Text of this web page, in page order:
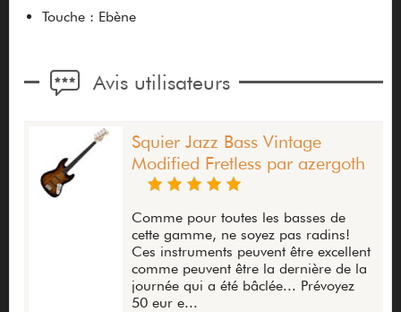
Touche : Ebène
Avis utilisateurs
Squier Jazz Bass Vintage
Modified Fretless par azergoth
Comme pour toutes les basses de
cette gamme, ne soyez pas radins!
Ces instruments peuvent être excellent
comme peuvent être la dernière de la
journée qui a été bâclée... Prévoyez
50 eur e...